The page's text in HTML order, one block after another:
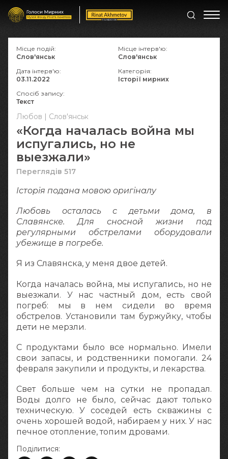
Любов | Слов'янськ
«Когда началась война мы
испугались, но не
выезжали»
Переглядів 517
Історія подана мовою оригіналy
Любовь осталась с детьми дома, в
Славянске. Для сносной жизни под
регулярными обстрелами оборудовали
убежище в погребе.
Я из Славянска, у меня двое детей.
Когда началась война, мы испугались, но не
выезжали. У нас частный дом, есть свой
погреб: мы в нем сидели во время
обстрелов. Установили там буржуйку, чтобы
дети не мерзли.
С продуктами было все нормально. Имели
свои запасы, и родственники помогали. 24
февраля закупили и продукты, и лекарства.
Свет больше чем на сутки не пропадал.
Воды долго не было, сейчас дают только
техническую. У соседей есть скважины с
очень хорошей водой, набираем у них. У нас
печное отопление, топим дровами.
Поділитися:
Місце подій:
Слов'янськ
Місце інтерв'ю:
Слов'янськ
Дата інтерв'ю:
03.11.2022
Категорія:
Історії мирних
Спосіб запису:
Текст